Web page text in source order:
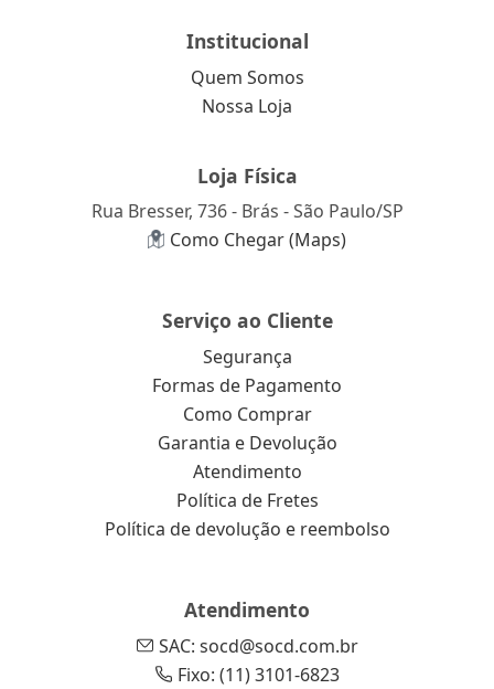
Institucional
Quem Somos
Nossa Loja
Loja Física
Rua Bresser, 736 - Brás - São Paulo/SP
Como Chegar (Maps)
Serviço ao Cliente
Segurança
Formas de Pagamento
Como Comprar
Garantia e Devolução
Atendimento
Política de Fretes
Política de devolução e reembolso
Atendimento
SAC: socd@socd.com.br
Fixo: (11) 3101-6823